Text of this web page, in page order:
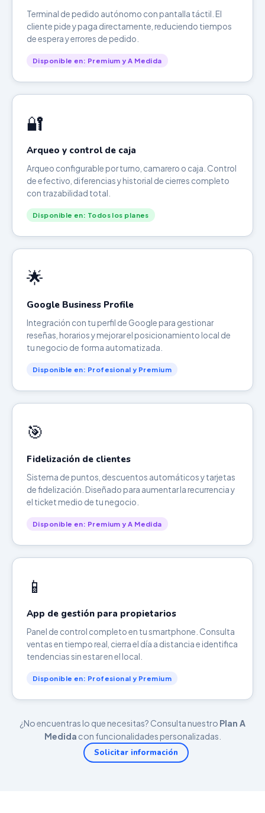
Terminal de pedido autónomo con pantalla táctil. El
cliente pide y paga directamente, reduciendo tiempos
de espera y errores de pedido.
Disponible en: Premium y A Medida
🔐
Arqueo y control de caja
Arqueo configurable por turno, camarero o caja. Control
de efectivo, diferencias y historial de cierres completo
con trazabilidad total.
Disponible en: Todos los planes
🌟
Google Business Profile
Integración con tu perfil de Google para gestionar
reseñas, horarios y mejorar el posicionamiento local de
tu negocio de forma automatizada.
Disponible en: Profesional y Premium
🎯
Fidelización de clientes
Sistema de puntos, descuentos automáticos y tarjetas
de fidelización. Diseñado para aumentar la recurrencia y
el ticket medio de tu negocio.
Disponible en: Premium y A Medida
📱
App de gestión para propietarios
Panel de control completo en tu smartphone. Consulta
ventas en tiempo real, cierra el día a distancia e identifica
tendencias sin estar en el local.
Disponible en: Profesional y Premium
¿No encuentras lo que necesitas? Consulta nuestro Plan A
Medida con funcionalidades personalizadas.
Solicitar información